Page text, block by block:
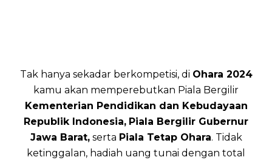
Tak hanya sekadar berkompetisi, di Ohara 2024
kamu akan memperebutkan Piala Bergilir
Kementerian Pendidikan dan Kebudayaan
Republik Indonesia, Piala Bergilir Gubernur
Jawa Barat,serta Piala Tetap Ohara. Tidak
ketinggalan, hadiah uang tunai dengan total